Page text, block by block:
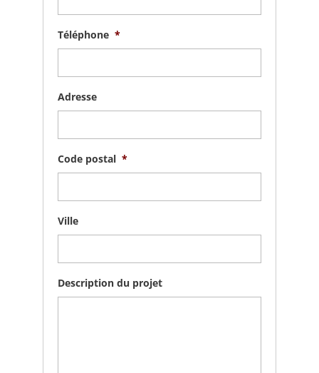
Téléphone *
Adresse
Code postal *
Ville
Description du projet